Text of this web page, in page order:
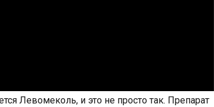
Левомеколь, и это не просто так. Препарат